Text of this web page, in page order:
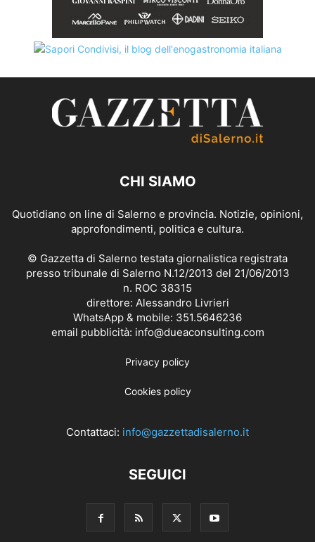
CHI SIAMO
Quotidiano on line di Salerno e provincia. Notizie, opinioni,
approfondimenti, politica e cultura.
© Gazzetta di Salerno testata giornalistica registrata
presso tribunale di Salerno N.12/2013 del 21/06/2013
n. ROC 38315
direttore: Alessandro Livrieri
WhatsApp & mobile: 351.5646236
email pubblicità: info@dueaconsulting.com
Privacy policy
Cookies policy
Contattaci: info@gazzettadisalerno.it
SEGUICI